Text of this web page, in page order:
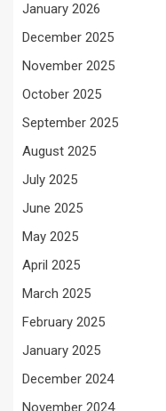
January 2026
December 2025
November 2025
October 2025
September 2025
August 2025
July 2025
June 2025
May 2025
April 2025
March 2025
February 2025
January 2025
December 2024
November 2024